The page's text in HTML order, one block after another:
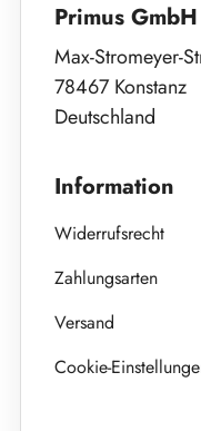
Primus GmbH
Max-Stromeyer-
78467 Konstanz
Deutschland
Information
Widerrufsrecht
Zahlungsarten
Versand
Cookie-